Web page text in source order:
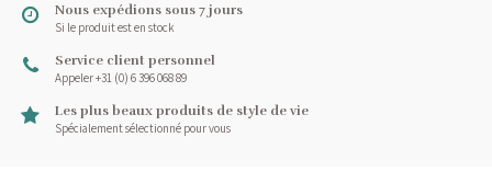
Nous expédions sous 7 jours
Si le produit est en stock
Service client personnel
Appeler +31 (0) 6 396 068 89
Les plus beaux produits de style de vie
Spécialement sélectionné pour vous